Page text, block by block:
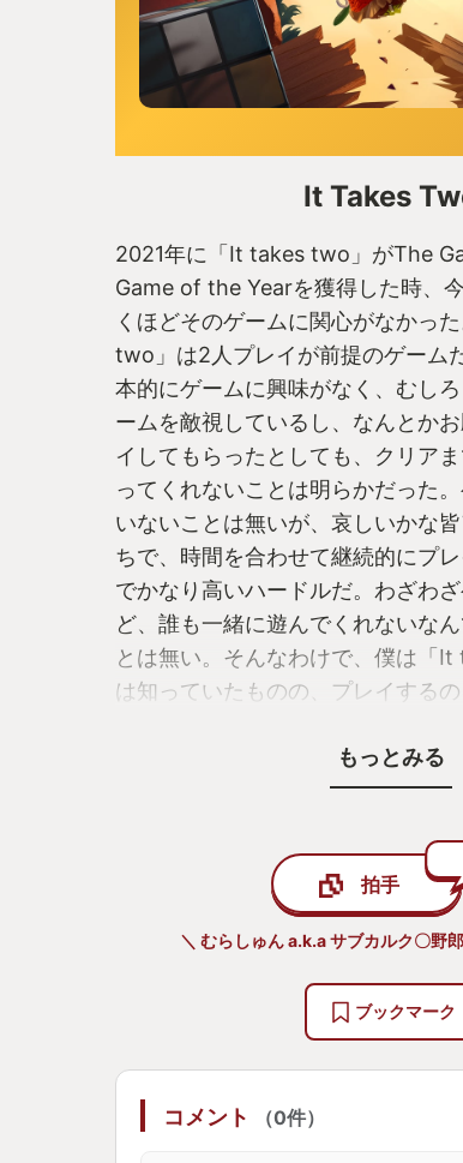
It Takes
2021年に「It takes two」がThe
Game of the Yearを獲得した時、
くほどそのゲームに関心がなかっ
two」は2人プレイが前提のゲーム
本的にゲームに興味がなく、むし
ームを敵視しているし、なんとか
イしてもらったとしても、クリア
ってくれないことは明らかだった
いないことは無いが、哀しいかな
ちで、時間を合わせて継続的にプ
でかなり高いハードルだ。わざわ
ど、誰も一緒に遊んでくれないな
とは無い。そんなわけで、僕は「
は知っていたものの、プレイする
そして時は移り、2023年。何かの
た。ゲームをわざわざ買う必要が
いいかもしれない、と言うか、な
とその時の僕は強く思った。とい
く感銘を受けたからだ。「It takes
ザーズ」を手掛けたゲームディレ
しかし、ゲームを入手したとして
るか問題が残っている。そしてそ
もっとみる
拍手
＼ むらしゅん a.k.a サブカルク〇野
ブックマーク
コメント （0件）